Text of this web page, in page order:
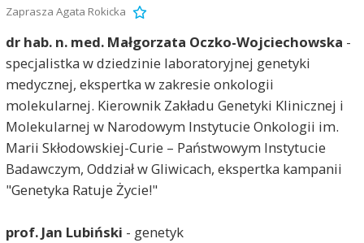
Zaprasza Agata Rokicka
dr hab. n. med. Małgorzata Oczko-Wojciechowska -
specjalistka w dziedzinie laboratoryjnej genetyki
medycznej, ekspertka w zakresie onkologii
molekularnej. Kierownik Zakładu Genetyki Klinicznej i
Molekularnej w Narodowym Instytucie Onkologii im.
Marii Skłodowskiej-Curie – Państwowym Instytucie
Badawczym, Oddział w Gliwicach, ekspertka kampanii
"Genetyka Ratuje Życie!"
prof. Jan Lubiński - genetyk